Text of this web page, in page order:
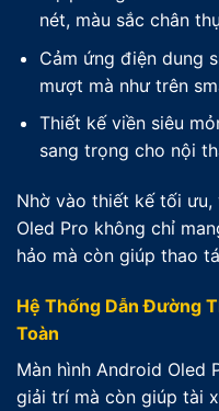
nét, màu sắc chân
Cảm ứng điện dung
mượt mà như trên
Thiết kế viền siêu
sang trọng cho nội
Nhờ vào thiết kế tối ưu,
Oled Pro không chỉ
hảo mà còn giúp thao
Hệ Thống Dẫn Đường
Toàn
Màn hình Android Oled
giải trí mà còn giúp tài